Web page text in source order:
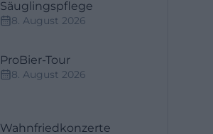
Säuglingspflege
8. August 2026
ProBier-Tour
8. August 2026
Wahnfriedkonzerte